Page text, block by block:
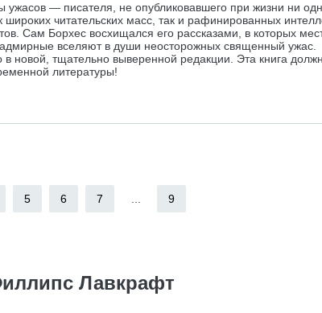
— писателя, не опубликовавшего при жизни ни
читательских масс, так и рафинированных
Сам Борхес восхищался его рассказами, в которых
вселяют в души неосторожных священный ужас.
новой, тщательно выверенной редакции. Эта книга
литературы!
5 6 7 9
Лавкрафт